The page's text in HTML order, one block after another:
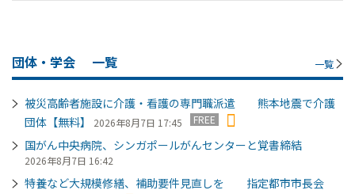
団体・学会 一覧 一覧
被災高齢者施設に介護・看護の専門職派遣 熊本地震で介護
団体【無料】
2026年8月7日 17:45 FREE
国がん中央病院、シンガポールがんセンターと覚書締結
2026年8月7日 16:42
特養など大規模修繕、補助要件見直しを 指定都市市長会